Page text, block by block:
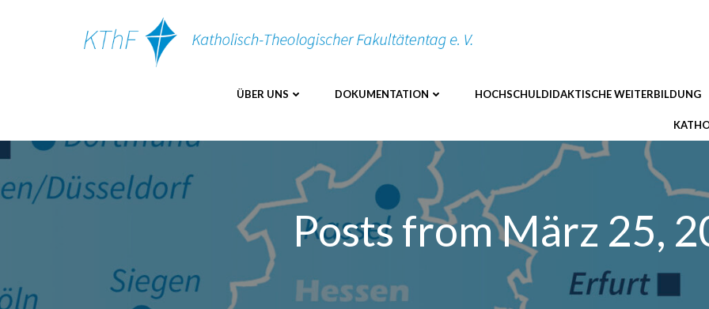
ÜBER UNS DOKUMENTATION HOCHSCHULDIDAKTISCHE WEITERBILDUNG
Posts from März 25,